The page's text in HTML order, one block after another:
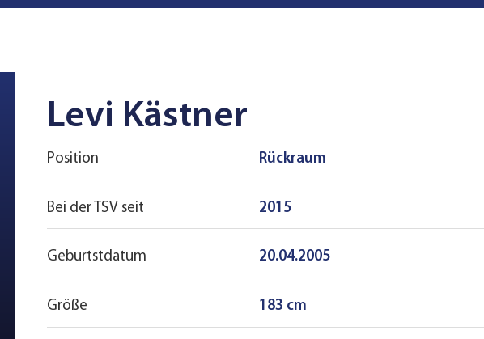
Levi Kästner
Position Rückraum
Bei der TSV seit 2015
Geburtstdatum 20.04.2005
Größe 183 cm